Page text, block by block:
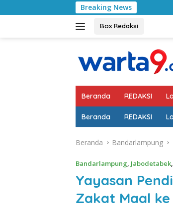
ke
Breaking NewsBulan
Box Redaksi
Beranda REDAKSI
Beranda REDAKSI
Beranda Bandarlampung
Bandarlampung, Jabodetabek,
Yayasan
Zakat Maal